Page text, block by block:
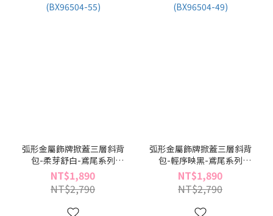
弧形金屬飾牌掀蓋三層斜背
包-柔芽舒白-鳶尾系列
(BX96504-55)
NT$1,890
NT$2,790
弧形金屬飾牌掀蓋三層斜背
包-輕序映黑-鳶尾系列
(BX96504-49)
NT$1,890
NT$2,790